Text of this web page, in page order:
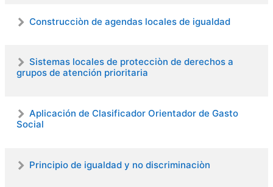
Construcciòn de agendas locales de igualdad
Sistemas locales de protecciòn de derechos a
grupos de atención prioritaria
Aplicación de Clasificador Orientador de Gasto
Social
Principio de igualdad y no discriminaciòn